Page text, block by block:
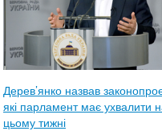
Дерев’янко назвав
які парламент має ухвалити
цьому тижні